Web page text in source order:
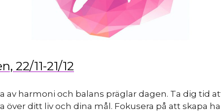
22/11-21/12
av harmoni och balans präglar dagen. Ta dig tid
över ditt liv och dina mål. Fokusera på att skapa